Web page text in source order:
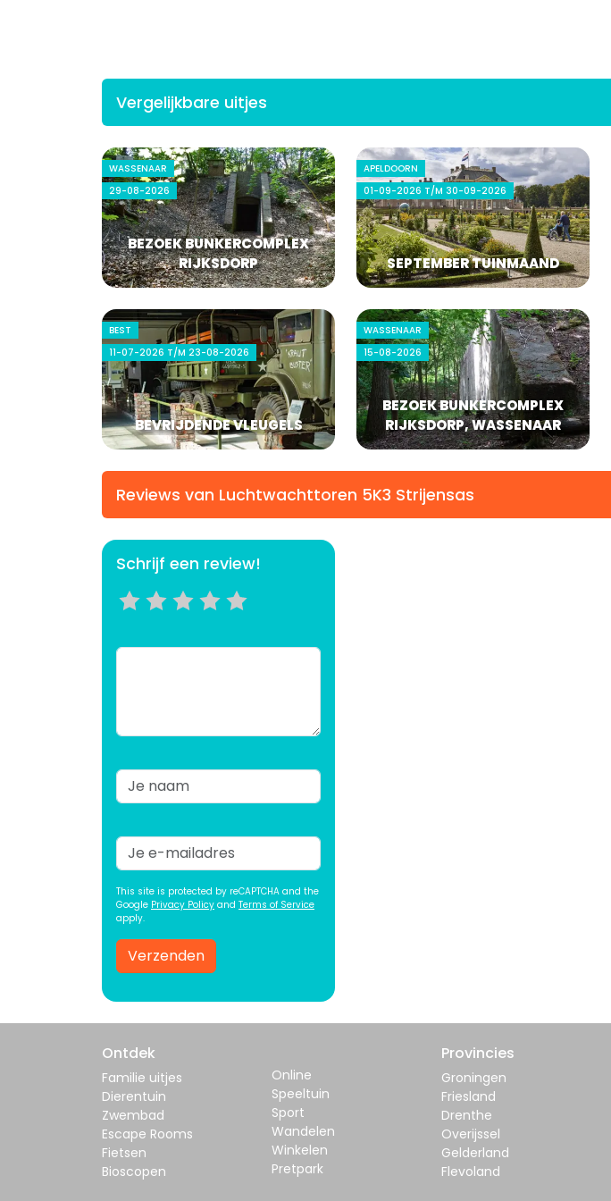
Vergelijkbare uitjes
WASSENAAR
29-08-2026
BEZOEK BUNKERCOMPLEX
RIJKSDORP
APELDOORN
01-09-2026 T/M 30-09-2026
SEPTEMBER TUINMAAND
BEST
11-07-2026 T/M 23-08-2026
BEVRIJDENDE VLEUGELS
WASSENAAR
15-08-2026
BEZOEK BUNKERCOMPLEX
RIJKSDORP, WASSENAAR
Reviews van Luchtwachttoren 5K3 Strijensas
Schrijf een review!
This site is protected by reCAPTCHA and the
Google Privacy Policy and Terms of Service
apply.
Verzenden
Ontdek
Familie uitjes
Dierentuin
Zwembad
Escape Rooms
Fietsen
Bioscopen
Online
Speeltuin
Sport
Wandelen
Winkelen
Pretpark
Provincies
Groningen
Friesland
Drenthe
Overijssel
Gelderland
Flevoland